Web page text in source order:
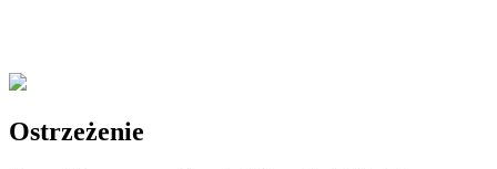
Ostrzeżenie